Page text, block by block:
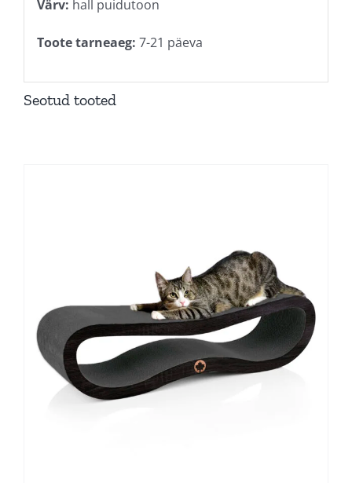
Värv: hall puidutoon
Toote tarneaeg: 7-21 päeva
Seotud tooted